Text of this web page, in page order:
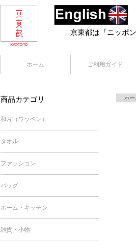
京東都は「ニッポ
ホーム ご利用ガイド
ホー
商品カテゴリ
和片（ワッペン）
タオル
ファッション
バッグ
ホーム・キッチン
雑貨・小物